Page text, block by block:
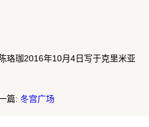
年10月4日写于克里米亚
篇:冬宫广场